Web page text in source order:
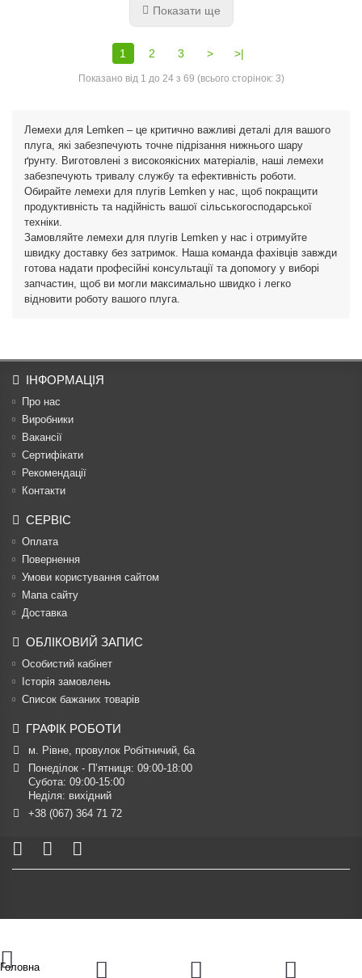
Показати ще
1 2 3 > >|
Показано від 1 до 24 з 69 (всього сторінок: 3)
Лемехи для Lemken – це критично важливі деталі для вашого
плуга, які забезпечують точне підрізання нижнього шару
ґрунту. Виготовлені з високоякісних матеріалів, наші лемехи
забезпечують тривалу службу та ефективність роботи.
Обирайте лемехи для плугів Lemken у нас, щоб покращити
продуктивність та надійність вашої сільськогосподарської
техніки.
Замовляйте лемехи для плугів Lemken у нас і отримуйте
швидку доставку без затримок. Наша команда фахівців завжди
готова надати професійні консультації та допомогу у виборі
запчастин, щоб ви могли максимально швидко і легко
відновити роботу вашого плуга.
ІНФОРМАЦІЯ
Про нас
Виробники
Вакансії
Сертифікати
Рекомендації
Контакти
СЕРВІС
Оплата
Повернення
Умови користування сайтом
Мапа сайту
Доставка
ОБЛІКОВИЙ ЗАПИС
Особистий кабінет
Історія замовлень
Список бажаних товарів
ГРАФІК РОБОТИ
м. Рівне, провулок Робітничий, 6а
Понеділок - П’ятниця: 09:00-18:00
Субота: 09:00-15:00
Неділя: вихідний
+38 (067) 364 71 72
Головна